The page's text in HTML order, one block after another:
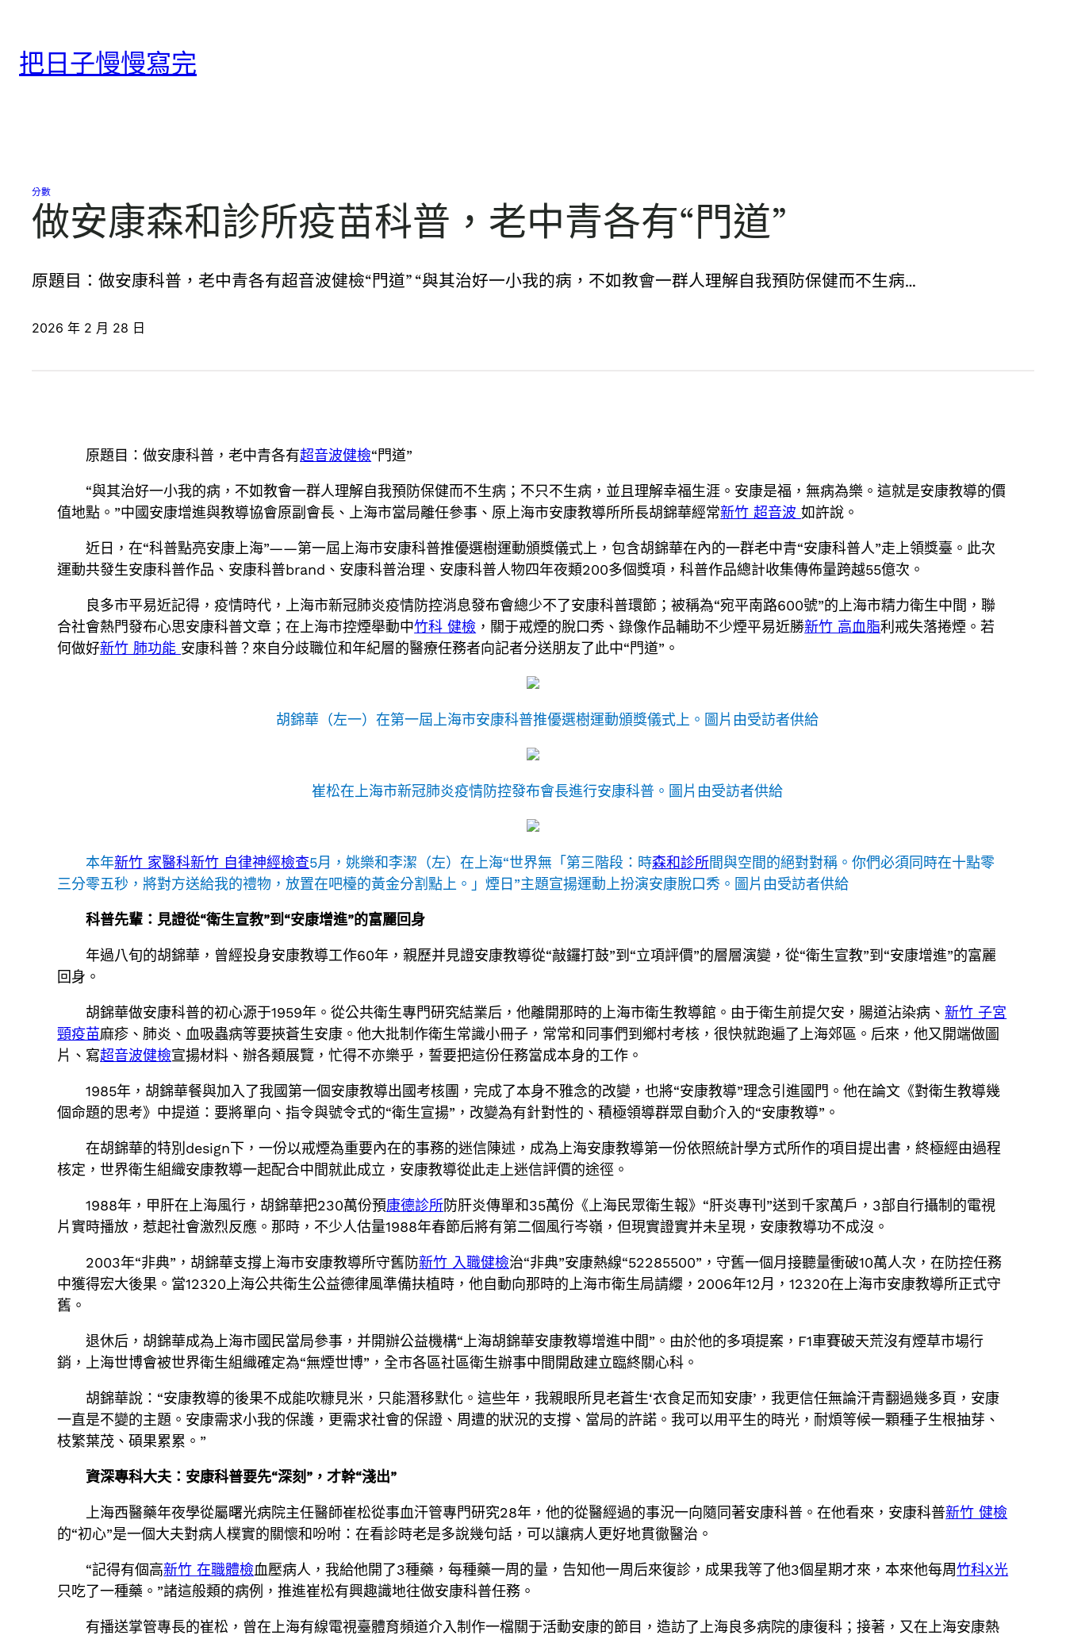
把日子慢慢寫完
分數
做安康森和診所疫苗科普，老中青各有“門道”
原題目：做安康科普，老中青各有超音波健檢“門道” “與其治好一小我的病，不如教會一群人理解自我預防保健而不生病…
2026 年 2 月 28 日
原題目：做安康科普，老中青各有超音波健檢“門道”
“與其治好一小我的病，不如教會一群人理解自我預防保健而不生病；不只不生病，並且理解幸福生涯。安康是福，無病為樂。這就是安康教導的價
值地點。”中國安康增進與教導協會原副會長、上海市當局離任參事、原上海市安康教導所所長胡錦華經常新竹 超音波如許說。
近日，在“科普點亮安康上海”——第一屆上海市安康科普推優選樹運動頒獎儀式上，包含胡錦華在內的一群老中青“安康科普人”走上領獎臺。此次
運動共發生安康科普作品、安康科普brand、安康科普治理、安康科普人物四年夜類200多個獎項，科普作品總計收集傳佈量跨越55億次。
良多市平易近記得，疫情時代，上海市新冠肺炎疫情防控消息發布會總少不了安康科普環節；被稱為“宛平南路600號”的上海市精力衛生中間，聯
合社會熱門發布心思安康科普文章；在上海市控煙舉動中竹科 健檢 ，關于戒煙的脫口秀、錄像作品輔助不少煙平易近勝新竹 高血脂利戒失落捲煙。若
何做好新竹 肺功能 安康科普？來自分歧職位和年紀層的醫療任務者向記者分送朋友了此中“門道”。
胡錦華（左一）在第一屆上海市安康科普推優選樹運動頒獎儀式上。圖片由受訪者供給
崔松在上海市新冠肺炎疫情防控發布會長進行安康科普。圖片由受訪者供給
本年新竹 家醫科新竹 自律神經檢查5月，姚樂和李潔（左）在上海“世界無「第三階段：時森和診所間與空間的絕對對稱。你們必須同時在十點零
三分零五秒，將對方送給我的禮物，放置在吧檯的黃金分割點上。」煙日”主題宣揚運動上扮演安康脫口秀。圖片由受訪者供給
科普先輩：見證從“衛生宣教”到“安康增進”的富麗回身
年過八旬的胡錦華，曾經投身安康教導工作60年，親歷并見證安康教導從“敲鑼打鼓”到“立項評價”的層層演變，從“衛生宣教”到“安康增進”的富麗
回身。
胡錦華做安康科普的初心源于1959年。從公共衛生專門研究結業后，他離開那時的上海市衛生教導館。由于衛生前提欠安，腸道沾染病、新竹 子宮
頸疫苗麻疹、肺炎、血吸蟲病等要挾蒼生安康。他大批制作衛生常識小冊子，常常和同事們到鄉村考核，很快就跑遍了上海郊區。后來，他又開端做圖
片、寫超音波健檢宣揚材料、辦各類展覽，忙得不亦樂乎，誓要把這份任務當成本身的工作。
1985年，胡錦華餐與加入了我國第一個安康教導出國考核團，完成了本身不雅念的改變，也將“安康教導”理念引進國門。他在論文《對衛生教導幾
個命題的思考》中提道：要將單向、指令與號令式的“衛生宣揚”，改變為有針對性的、積極領導群眾自動介入的“安康教導”。
在胡錦華的特別design下，一份以戒煙為重要內在的事務的迷信陳述，成為上海安康教導第一份依照統計學方式所作的項目提出書，終極經由過程
核定，世界衛生組織安康教導一起配合中間就此成立，安康教導從此走上迷信評價的途徑。
1988年，甲肝在上海風行，胡錦華把230萬份預康德診所防肝炎傳單和35萬份《上海民眾衛生報》“肝炎專刊”送到千家萬戶，3部自行攝制的電視
片實時播放，惹起社會激烈反應。那時，不少人估量1988年春節后將有第二個風行岑嶺，但現實證實并未呈現，安康教導功不成沒。
2003年“非典”，胡錦華支撐上海市安康教導所守舊防新竹 入職健檢治“非典”安康熱線“52285500”，守舊一個月接聽量衝破10萬人次，在防控任務
中獲得宏大後果。當12320上海公共衛生公益德律風準備扶植時，他自動向那時的上海市衛生局請纓，2006年12月，12320在上海市安康教導所正式守
舊。
退休后，胡錦華成為上海市國民當局參事，并開辦公益機構“上海胡錦華安康教導增進中間”。由於他的多項提案，F1車賽破天荒沒有煙草市場行
銷，上海世博會被世界衛生組織確定為“無煙世博”，全市各區社區衛生辦事中間開啟建立臨終關心科。
胡錦華說：“安康教導的後果不成能吹糠見米，只能潛移默化。這些年，我親眼所見老蒼生‘衣食足而知安康’，我更信任無論汗青翻過幾多頁，安康
一直是不變的主題。安康需求小我的保護，更需求社會的保證、周遭的狀況的支撐、當局的許諾。我可以用平生的時光，耐煩等候一顆種子生根抽芽、
枝繁葉茂、碩果累累。”
資深專科大夫：安康科普要先“深刻”，才幹“淺出”
上海西醫藥年夜學從屬曙光病院主任醫師崔松從事血汗管專門研究28年，他的從醫經過的事況一向隨同著安康科普。在他看來，安康科普新竹 健檢
的“初心”是一個大夫對病人樸實的關懷和吩咐：在看診時老是多說幾句話，可以讓病人更好地貫徹醫治。
“記得有個高新竹 在職體檢血壓病人，我給他開了3種藥，每種藥一周的量，告知他一周后來復診，成果我等了他3個星期才來，本來他每周竹科X光
只吃了一種藥。”諸這般類的病例，推進崔松有興趣識地往做安康科普任務。
有播送掌管專長的崔松，曾在上海有線電視臺體育頻道介入制作一檔關于活動安康的節目，造訪了上海良多病院的康復科；接著，又在上海安康熱